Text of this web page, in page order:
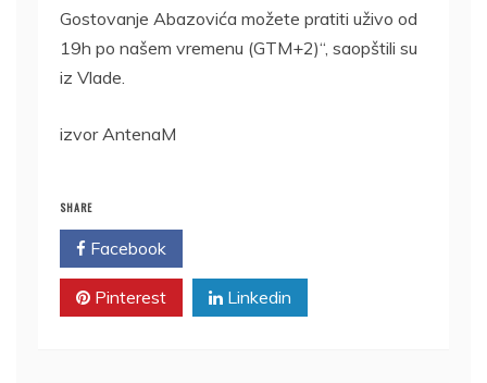
Gostovanje Abazovića možete pratiti uživo od
19h po našem vremenu (GTM+2)“, saopštili su
iz Vlade.
izvor AntenaM
SHARE
Facebook
Pinterest Linkedin